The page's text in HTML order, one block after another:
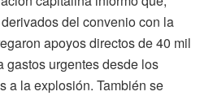
del convenio con la
apoyos directos de 40 mil
gastos urgentes desde los
a la explosión. También se